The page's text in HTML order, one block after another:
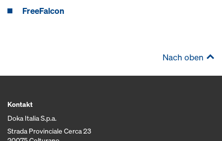
FreeFalcon
Nach oben
Kontakt
Doka Italia S.p.a.
Strada Provinciale Cerca 23